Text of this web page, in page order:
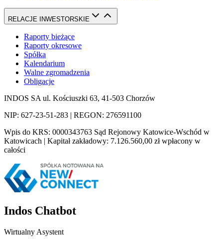
RELACJE INWESTORSKIE
Raporty bieżące
Raporty okresowe
Spółka
Kalendarium
Walne zgromadzenia
Obligacje
INDOS SA ul. Kościuszki 63, 41-503 Chorzów
NIP: 627-23-51-283 | REGON: 276591100
Wpis do KRS: 0000343763 Sąd Rejonowy Katowice-Wschód w
Katowicach | Kapitał zakładowy: 7.126.560,00 zł wpłacony w
całości
Indos Chatbot
Wirtualny Asystent